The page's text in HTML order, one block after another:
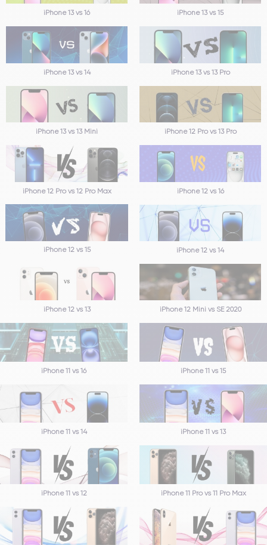
iPhone 13 vs 16 iPhone 13 vs 15
iPhone 13 vs 14 iPhone 13 vs 13 Pro
iPhone 13 vs 13 Mini iPhone 12 Pro vs 13 Pro
iPhone 12 Pro vs 12 Pro Max iPhone 12 vs 16
iPhone 12 vs 15 iPhone 12 vs 14
iPhone 12 vs 13 iPhone 12 Mini vs SE 2020
iPhone 11 vs 16 iPhone 11 vs 15
iPhone 11 vs 14 iPhone 11 vs 13
iPhone 11 vs 12 iPhone 11 Pro vs 11 Pro Max